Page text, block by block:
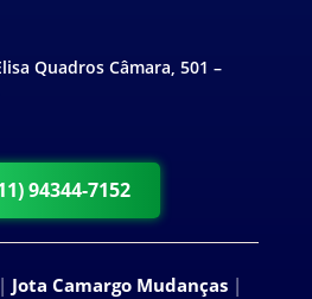
Quadros Câmara, 501 –
94344-7152
| Jota Camargo Mudanças |